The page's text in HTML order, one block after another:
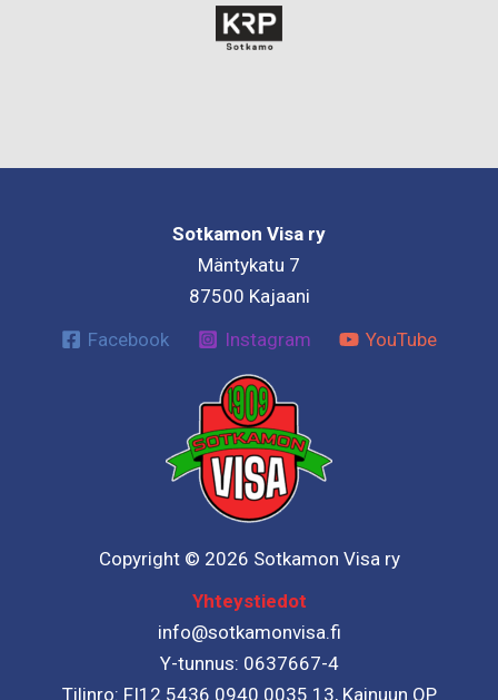
Sotkamon Visa ry
Mäntykatu 7
87500 Kajaani
Facebook
Instagram YouTube
Copyright © 2026 Sotkamon Visa ry
Yhteystiedot
info@sotkamonvisa.fi
Y-tunnus: 0637667-4
Tilinro: FI12 5436 0940 0035 13, Kainuun OP